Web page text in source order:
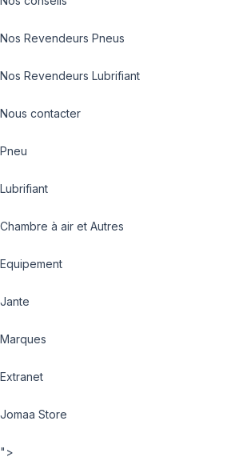
Nos Revendeurs Pneus
Nos Revendeurs Lubrifiant
Nous contacter
Pneu
Lubrifiant
Chambre à air et Autres
Equipement
Jante
Marques
Extranet
Jomaa Store
">